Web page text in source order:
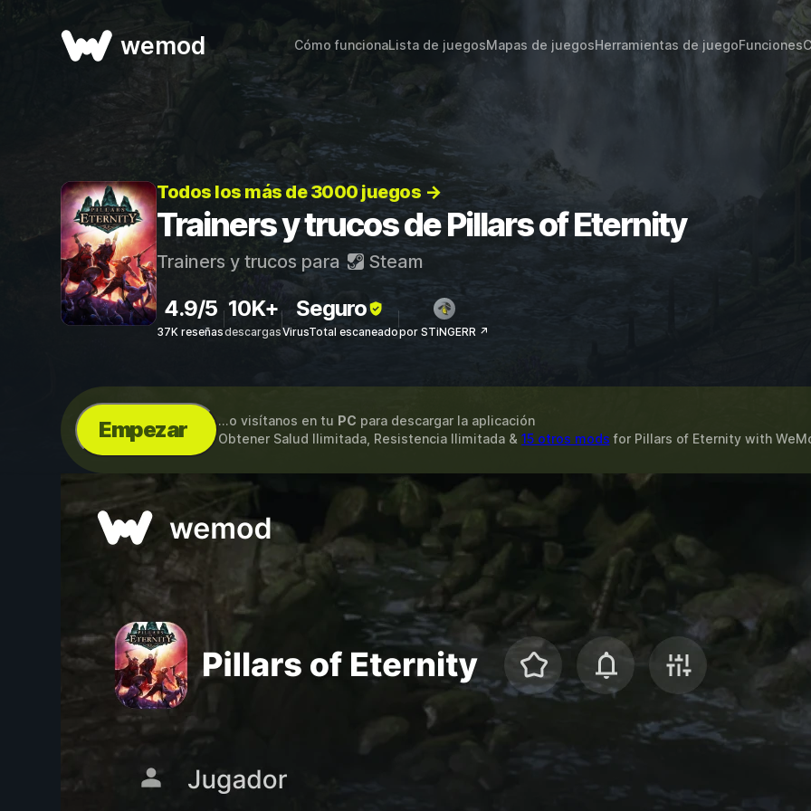
wemod Cómo funcionaLista de juegosMapas de juegosHerramientas de juegoFunciones
Todos los más de 3000 juegos →
Trainers y trucos de Pillars of Eternity
Trainers y trucos para Steam
4.9/5
37K reseñas
10K+
descargas
Seguro
VirusTotal escaneadopor STiNGERR ↗
Empezar ...o visítanos en tu PC para descargar la aplicación
Obtener Salud Ilimitada, Resistencia Ilimitada & 15 otros mods for Pillars of Eternitywith